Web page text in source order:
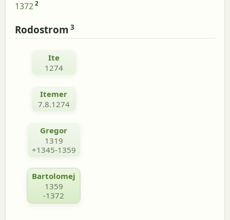
1372 2
Rodostrom 3
Ite
1274
Itemer
7.8.1274
Gregor
1319
+1345-1359
Bartolomej
1359
-1372